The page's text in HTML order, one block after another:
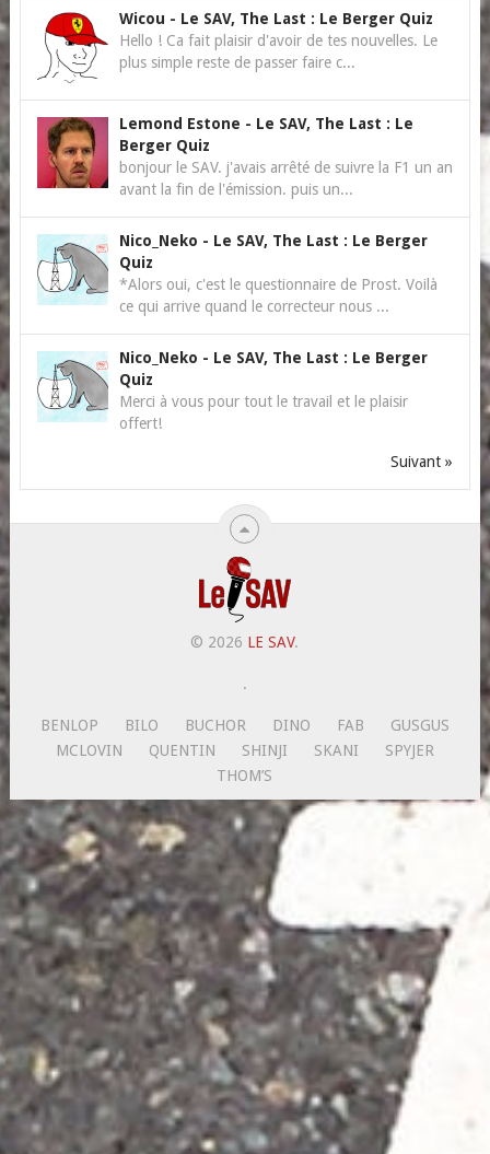
Wicou - Le SAV, The Last : Le Berger Quiz
Hello ! Ca fait plaisir d'avoir de tes nouvelles. Le
plus simple reste de passer faire c...
Lemond Estone - Le SAV, The Last : Le
Berger Quiz
bonjour le SAV. j'avais arrêté de suivre la F1 un an
avant la fin de l'émission. puis un...
Nico_Neko - Le SAV, The Last : Le Berger
Quiz
*Alors oui, c'est le questionnaire de Prost. Voilà
ce qui arrive quand le correcteur nous ...
Nico_Neko - Le SAV, The Last : Le Berger
Quiz
Merci à vous pour tout le travail et le plaisir
offert!
Suivant »
© 2026 LE SAV.
.
BENLOP BILO BUCHOR DINO FAB
GUSGUS
MCLOVIN
QUENTIN SHINJI SKANI
SPYJER
THOM’S